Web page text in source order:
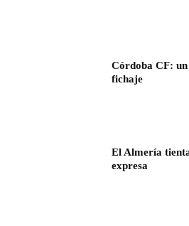
Córdoba CF:
fichaje
El Almería
expresa